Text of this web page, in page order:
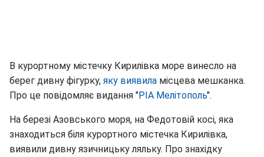
В курортному містечку Кирилівка море винесло на
берег дивну фігурку, яку виявила місцева мешканка.
Про це повідомляє видання "РІА Мелітополь".
На березі Азовського моря, на Федотовій косі, яка
знаходиться біля курортного містечка Кирилівка,
виявили дивну язичницьку ляльку. Про знахідку